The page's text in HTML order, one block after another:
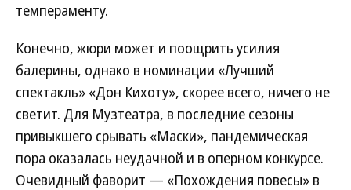
темпераменту.
Конечно, жюри может и поощрить усилия
балерины, однако в номинации «Лучший
спектакль» «Дон Кихоту», скорее всего, ничего не
светит. Для Музтеатра, в последние сезоны
привыкшего срывать «Маски», пандемическая
пора оказалась неудачной и в оперном конкурсе.
Очевидный фаворит — «Похождения повесы» в